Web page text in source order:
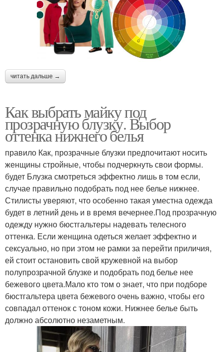
читать дальше →
Как выбрать майку под
прозрачную блузку. Выбор
оттенка нижнего белья
правило Как, прозрачные блузки предпочитают носить
женщины стройные, чтобы подчеркнуть свои формы.
будет Блузка смотреться эффектно лишь в том если,
случае правильно подобрать под нее белье нижнее.
Стилисты уверяют, что особенно такая уместна одежда
будет в летний день и в время вечернее.Под прозрачную
одежду нужно бюстгальтеры надевать телесного
оттенка. Если женщина одеться желает эффектно и
сексуально, но при этом не рамки за перейти приличия,
ей стоит остановить свой кружевной на выбор
полупрозрачной блузке и подобрать под белье нее
бежевого цвета.Мало кто том о знает, что при подборе
бюстгальтера цвета бежевого очень важно, чтобы его
совпадал оттенок с тоном кожи. Нижнее белье быть
должно абсолютно незаметным.